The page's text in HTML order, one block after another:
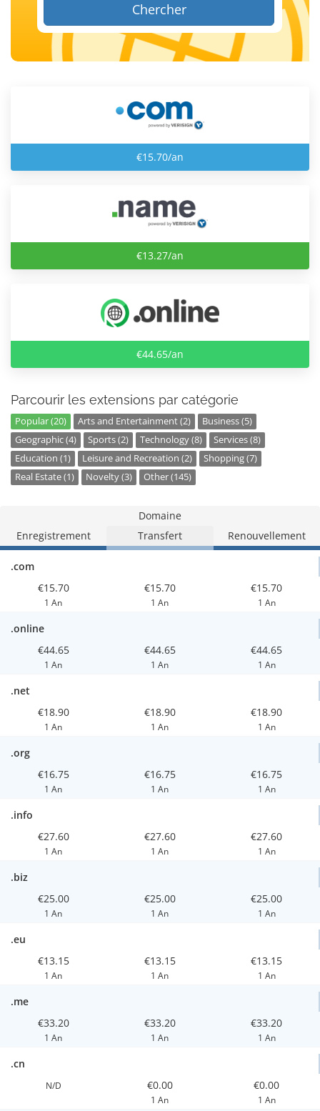
Chercher
€15.70/an
€13.27/an
€44.65/an
Parcourir les extensions par catégorie
Popular (20) Arts and Entertainment (2)
Business (5)
Geographic (4)
Sports (2) Technology (8)
Services (8)
Education (1)
Leisure and Recreation (2)
Shopping (7)
Real Estate (1)
Novelty (3) Other (145)
Domaine
Enregistrement
Transfert Renouvellement
.com
€15.70
1 An
€15.70
1 An
€15.70
1 An
.online
€44.65
1 An
€44.65
1 An
€44.65
1 An
.net
€18.90
1 An
€18.90
1 An
€18.90
1 An
.org
€16.75
1 An
€16.75
1 An
€16.75
1 An
.info
€27.60
1 An
€27.60
1 An
€27.60
1 An
.biz
€25.00
1 An
€25.00
1 An
€25.00
1 An
.eu
€13.15
1 An
€13.15
1 An
€13.15
1 An
.me
€33.20
1 An
€33.20
1 An
€33.20
1 An
.cn
N/D €0.00
1 An
€0.00
1 An